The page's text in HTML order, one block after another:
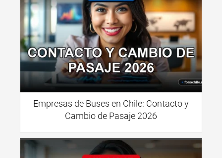
Empresas de Buses en Chile: Contacto y
Cambio de Pasaje 2026